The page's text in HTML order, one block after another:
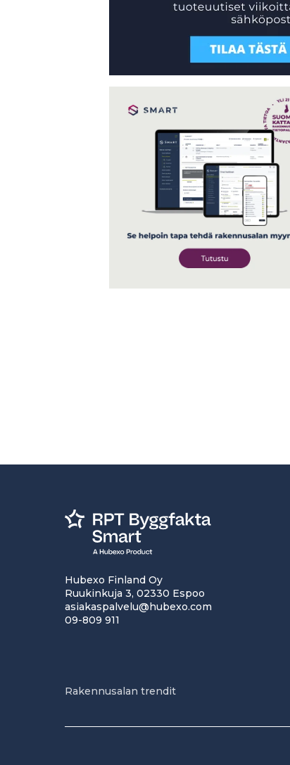
Hubexo Finland Oy
Ruukinkuja 3, 02330 Espoo
asiakaspalvelu@hubexo.com
09-809 911
Rakennusalan trendit